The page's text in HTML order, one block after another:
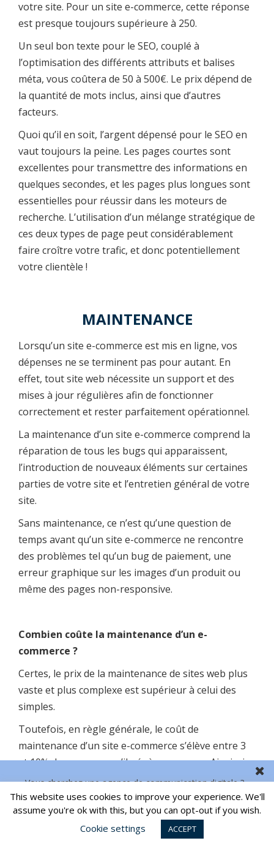
votre site. Pour un site e-commerce, cette réponse
est presque toujours supérieure à 250.
Un seul bon texte pour le SEO, couplé à
l’optimisation des différents attributs et balises
méta, vous coûtera de 50 à 500€. Le prix dépend de
la quantité de mots inclus, ainsi que d’autres
facteurs.
Quoi qu’il en soit, l’argent dépensé pour le SEO en
vaut toujours la peine. Les pages courtes sont
excellentes pour transmettre des informations en
quelques secondes, et les pages plus longues sont
essentielles pour réussir dans les moteurs de
recherche. L’utilisation d’un mélange stratégique de
ces deux types de page peut considérablement
faire croître votre trafic, et donc potentiellement
votre clientèle !
MAINTENANCE
Lorsqu’un site e-commerce est mis en ligne, vos
dépenses ne se terminent pas pour autant. En
effet, tout site web nécessite un support et des
mises à jour régulières afin de fonctionner
correctement et rester parfaitement opérationnel.
La maintenance d’un site e-commerce comprend la
réparation de tous les bugs qui apparaissent,
l’introduction de nouveaux éléments sur certaines
parties de votre site et l’entretien général de votre
site.
Sans maintenance, ce n’est qu’une question de
temps avant qu’un site e-commerce ne rencontre
des problèmes tel qu’un bug de paiement, une
erreur graphique sur les images d’un produit ou
même des pages non-responsive.
Combien coûte la maintenance d’un e-
commerce ?
Certes, le prix de la maintenance de sites web plus
vaste et plus complexe est supérieur à celui des
simples.
Toutefois, en règle générale, le coût de
maintenance d’un site e-commerce s’élève entre 3
et 10% des revenus qu’il génère en un an. Ainsi, si
votre entreprise génère 1 million d’euros de
revenus avec son e-shop, vous devriez vous
attendre à dépenser au moins 30 000€ par an pour
Vous cherchez une agence de communication digitale ?
CONTACTEZ NOUS
This website uses cookies to improve your experience. We'll
assume you're ok with this, but you can opt-out if you wish.
Cookie settings
ACCEPT